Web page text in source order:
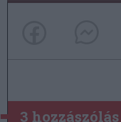
3 hozzászólás